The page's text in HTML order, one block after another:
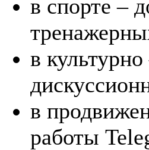
в спорте –
в
в
работы